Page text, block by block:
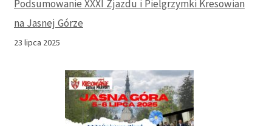
Podsumowanie XXXI Zjazdu i Pielgrzymki Kresowian
na Jasnej Górze
23 lipca 2025